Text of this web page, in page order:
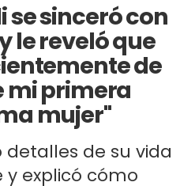
se sinceró con
le reveló que
de
mi primera
mujer"
detalles de su vida
y explicó cómo